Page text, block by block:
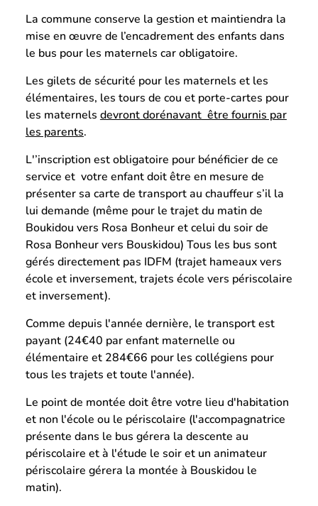
La commune conserve la gestion et maintiendra la
mise en œuvre de l’encadrement des enfants dans
le bus pour les maternels car obligatoire.
Les gilets de sécurité pour les maternels et les
élémentaires, les tours de cou et porte-cartes pour
les maternels devront dorénavant être fournis par
les parents.
L'’inscription est obligatoire pour bénéficier de ce
service et votre enfant doit être en mesure de
présenter sa carte de transport au chauffeur s’il la
lui demande (même pour le trajet du matin de
Boukidou vers Rosa Bonheur et celui du soir de
Rosa Bonheur vers Bouskidou) Tous les bus sont
gérés directement pas IDFM (trajet hameaux vers
école et inversement, trajets école vers périscolaire
et inversement).
Comme depuis l'année dernière, le transport est
payant (24€40 par enfant maternelle ou
élémentaire et 284€66 pour les collégiens pour
tous les trajets et toute l'année).
Le point de montée doit être votre lieu d'habitation
et non l'école ou le périscolaire (l'accompagnatrice
présente dans le bus gérera la descente au
périscolaire et à l'étude le soir et un animateur
périscolaire gérera la montée à Bouskidou le
matin).